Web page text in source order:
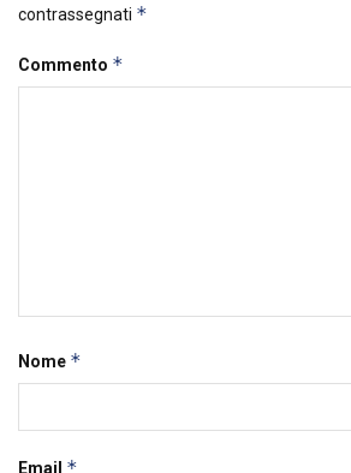
contrassegnati *
Commento *
Nome *
Email *